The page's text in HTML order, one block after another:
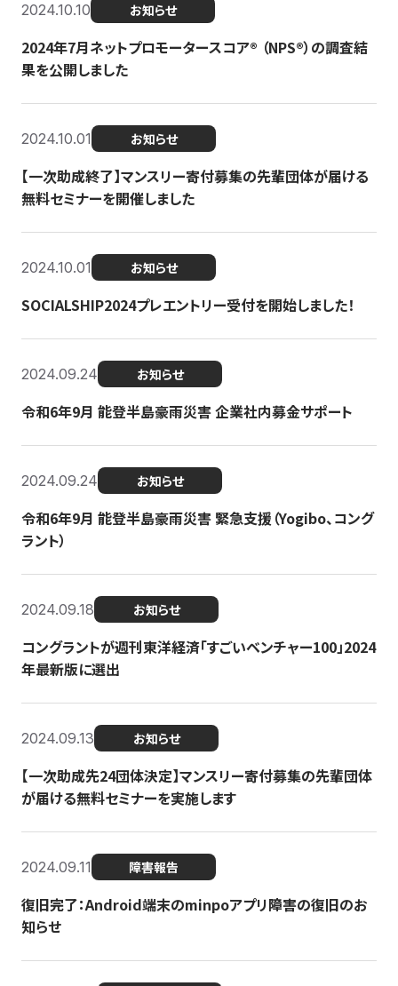
2024.10.10 お知らせ
2024年7月ネットプロモータースコア®︎ （NPS®︎）の調査結
果を公開しました
2024.10.01 お知らせ
【一次助成終了】マンスリー寄付募集の先輩団体が届ける
無料セミナーを開催しました
2024.10.01 お知らせ
SOCIALSHIP2024プレエントリー受付を開始しました！
2024.09.24 お知らせ
令和6年9月 能登半島豪雨災害 企業社内募金サポート
2024.09.24 お知らせ
令和6年9月 能登半島豪雨災害 緊急支援（Yogibo、コング
ラント）
2024.09.18 お知らせ
コングラントが週刊東洋経済「すごいベンチャー100」2024
年最新版に選出
2024.09.13 お知らせ
【一次助成先24団体決定】マンスリー寄付募集の先輩団体
が届ける無料セミナーを実施します
2024.09.11 障害報告
復旧完了：Android端末のminpoアプリ障害の復旧のお
知らせ